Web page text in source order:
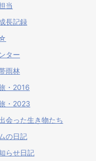
当
長記録
ター
雨林
・2016
・2023
会った生き物たち
の日記
らせ日記